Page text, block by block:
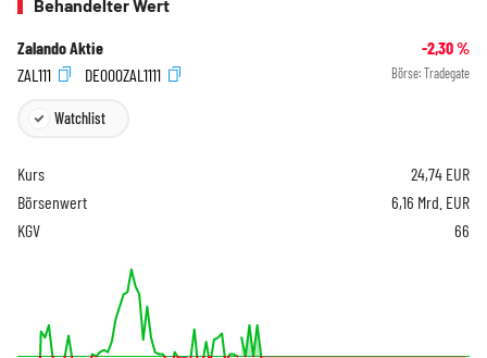
Behandelter Wert
Zalando Aktie -2,30%
ZAL111
DE000ZAL1111 Börse: Tradegate
Watchlist
Kurs 24,74 EUR
Börsenwert
6,16 Mrd. EUR
KGV
66